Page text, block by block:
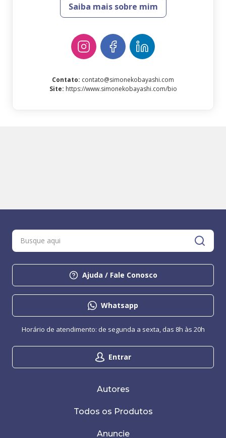
Saiba mais sobre mim
Contato: contato@simonekobayashi.com
Site: https://www.simonekobayashi.com/bio
Ajuda / Fale Conosco
Whatsapp
Entrar
Horário de atendimento: de segunda a sexta, das 8h às 20h
Autores
Todos os Produtos
Anuncie